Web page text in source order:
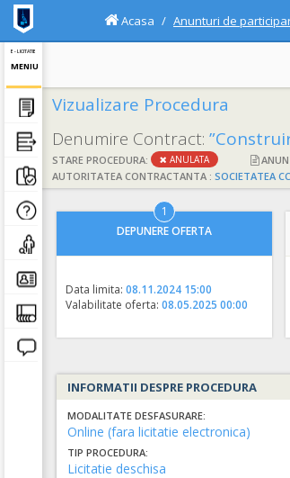
E - LICITATIE
MENIU
Acasa Anunturi de
Vizualizare Procedura
Denumire Contract: ”Construirea
STARE PROCEDURA: ANULATA
AUTORITATEA CONTRACTANTA : SOCIETATEA
1
DEPUNERE OFERTA
Data limita: 08.11.2024 15:00
Valabilitate oferta: 08.05.2025 00:00
INFORMATII DESPRE PROCEDURA
MODALITATE DESFASURARE:
Online (fara licitatie electronica)
TIP PROCEDURA:
Licitatie deschisa